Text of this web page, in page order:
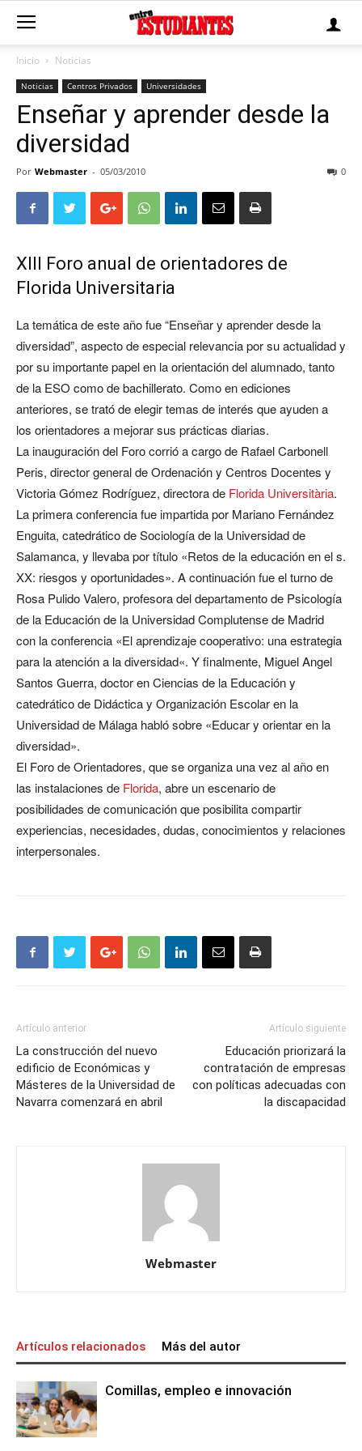
Inicio Noticias
Noticias Centros Privados Universidades
Enseñar y aprender desde la
diversidad
Por Webmaster - 05/03/2010 0
XIII Foro anual de orientadores de
Florida Universitaria
La temática de este año fue “Enseñar y aprender desde la
diversidad”, aspecto de especial relevancia por su actualidad y
por su importante papel en la orientación del alumnado, tanto
de la ESO como de bachillerato. Como en ediciones
anteriores, se trató de elegir temas de interés que ayuden a
los orientadores a mejorar sus prácticas diarias.
La inauguración del Foro corrió a cargo de Rafael Carbonell
Peris, director general de Ordenación y Centros Docentes y
Victoria Gómez Rodríguez, directora de Florida Universitària.
La primera conferencia fue impartida por Mariano Fernández
Enguita, catedrático de Sociología de la Universidad de
Salamanca, y llevaba por título «Retos de la educación en el s.
XX: riesgos y oportunidades». A continuación fue el turno de
Rosa Pulido Valero, profesora del departamento de Psicología
de la Educación de la Universidad Complutense de Madrid
con la conferencia «El aprendizaje cooperativo: una estrategia
para la atención a la diversidad«. Y finalmente, Miguel Angel
Santos Guerra, doctor en Ciencias de la Educación y
catedrático de Didáctica y Organización Escolar en la
Universidad de Málaga habló sobre «Educar y orientar en la
diversidad».
El Foro de Orientadores, que se organiza una vez al año en
las instalaciones de Florida, abre un escenario de
posibilidades de comunicación que posibilita compartir
experiencias, necesidades, dudas, conocimientos y relaciones
interpersonales.
Artículo anterior
La construcción del nuevo
edificio de Económicas y
Másteres de la Universidad de
Navarra comenzará en abril
Artículo siguiente
Educación priorizará la
contratación de empresas
con políticas adecuadas con
la discapacidad
Webmaster
Artículos relacionados Más del autor
Comillas, empleo e innovación